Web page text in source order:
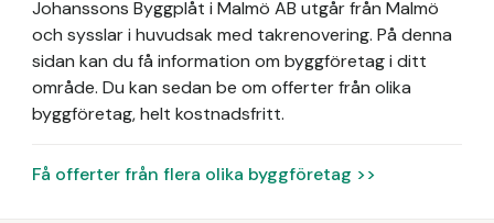
Johanssons Byggplåt i Malmö AB utgår från Malmö
och sysslar i huvudsak med takrenovering. På denna
sidan kan du få information om byggföretag i ditt
område. Du kan sedan be om offerter från olika
byggföretag, helt kostnadsfritt.
Få offerter från flera olika byggföretag >>